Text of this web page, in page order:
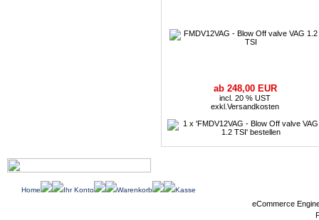
ab 248,00 EUR
incl. 20 % UST
exkl. Versandkosten
Home Ihr Konto Warenkorb Kasse
eCommerce